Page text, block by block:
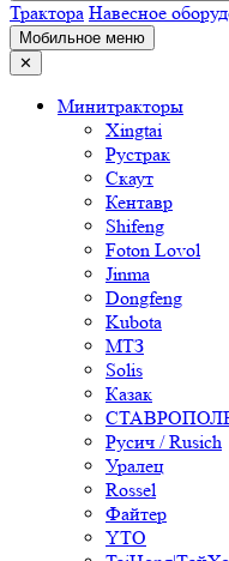
Трактора Навесное
Мобильное меню
✕
Минитракторы
Xingtai
Рустрак
Скаут
Кентавр
Shifeng
Foton Lovol
Jinma
Dongfeng
Kubota
МТЗ
Solis
Казак
Русич / Rusich
Уралец
Rossel
Файтер
YTO